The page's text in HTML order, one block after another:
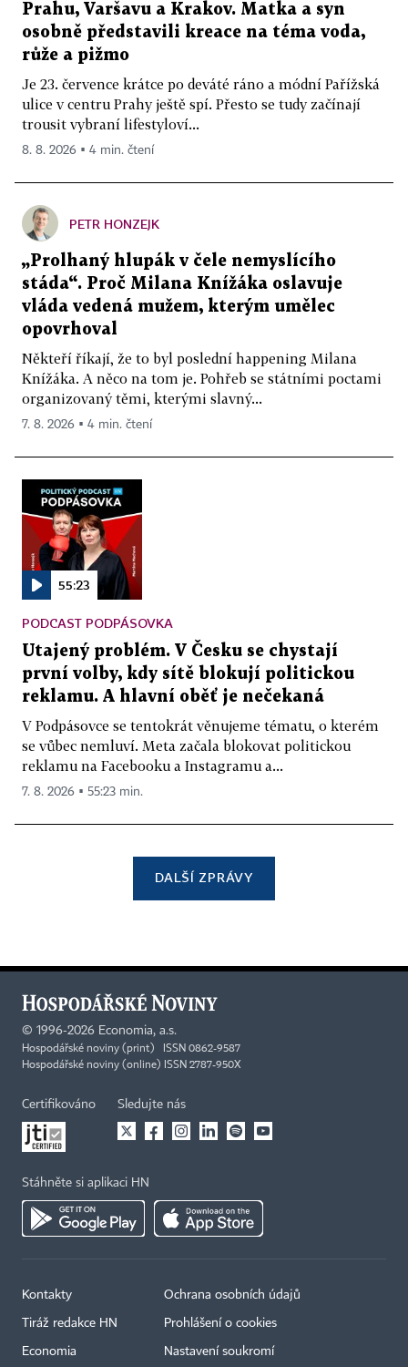
Prahu, Varšavu a Krakov. Matka a syn
osobně představili kreace na téma voda,
růže a pižmo
Je 23. července krátce po deváté ráno a módní Pařížská
ulice v centru Prahy ještě spí. Přesto se tudy začínají
trousit vybraní lifestyloví...
8. 8. 2026 ▪ 4 min. čtení
PETR HONZEJK
„Prolhaný hlupák v čele nemyslícího
stáda“. Proč Milana Knížáka oslavuje
vláda vedená mužem, kterým umělec
opovrhoval
Někteří říkají, že to byl poslední happening Milana
Knížáka. A něco na tom je. Pohřeb se státními poctami
organizovaný těmi, kterými slavný...
7. 8. 2026 ▪ 4 min. čtení
55:23
PODCAST PODPÁSOVKA
Utajený problém. V Česku se chystají
první volby, kdy sítě blokují politickou
reklamu. A hlavní oběť je nečekaná
V Podpásovce se tentokrát věnujeme tématu, o kterém
se vůbec nemluví. Meta začala blokovat politickou
reklamu na Facebooku a Instagramu a...
7. 8. 2026 ▪ 55:23 min.
DALŠÍ ZPRÁVY
© 1996-2026 Economia, a.s.
Hospodářské noviny (print) ISSN 0862-9587
Hospodářské noviny (online) ISSN 2787-950X
Certifikováno Sledujte nás
Stáhněte si aplikaci HN
Kontakty
Tiráž redakce HN
Economia
Ochrana osobních údajů
Prohlášení o cookies
Nastavení soukromí